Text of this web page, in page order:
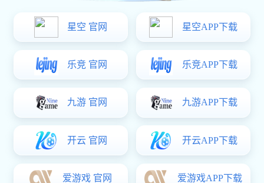
筛分设备系列 辅助配件系列
产品中心
螺旋真空干燥机
概述： 螺旋真空干燥机可实现批次
使物料在设备内部循环流动，通过热能
单锥真空干燥机
一、产品概述及用途： DZLG系列螺旋
为一体的高效多功能全密闭立式真空干